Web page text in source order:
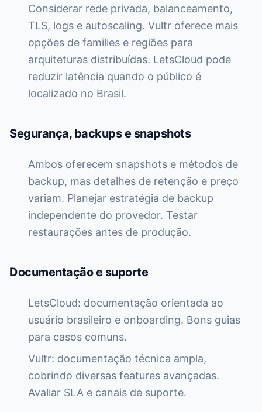
Considerar rede privada, balanceamento,
TLS, logs e autoscaling. Vultr oferece mais
opções de families e regiões para
arquiteturas distribuídas. LetsCloud pode
reduzir latência quando o público é
localizado no Brasil.
Segurança, backups e snapshots
Ambos oferecem snapshots e métodos de
backup, mas detalhes de retenção e preço
variam. Planejar estratégia de backup
independente do provedor. Testar
restaurações antes de produção.
Documentação e suporte
LetsCloud: documentação orientada ao
usuário brasileiro e onboarding. Bons guias
para casos comuns.
Vultr: documentação técnica ampla,
cobrindo diversas features avançadas.
Avaliar SLA e canais de suporte.